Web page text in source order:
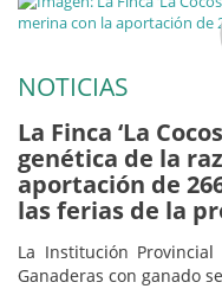
NOTICIAS
La Finca ‘La
genética de la
aportación de
las ferias de la
La Institución
Ganaderas con ganado